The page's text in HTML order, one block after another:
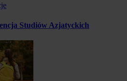
Studiów Azjatyckich